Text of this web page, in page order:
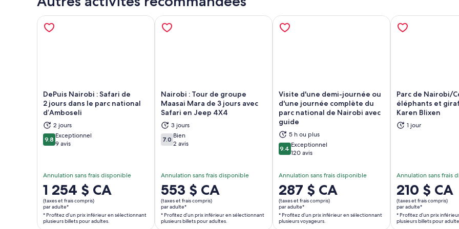
DePuis Nairobi : Safari de
2 jours dans le parc national
d’Amboseli
2 jours
9.89.8 sur 10
Exceptionnel
9 avis
Annulation sans frais disponible
Le
prix
est
de 1 254 $ CA.
1 254 $ CA
(taxes et frais compris)
par adulte*
* Profitez d’un prix inférieur en sélectionnant
plusieurs billets pour adultes.
S’ouvre dans un nouvel onglet
Nairobi : Tour de groupe
Maasai Mara de 3 jours avec
Safari en Jeep 4X4
3 jours
7.07.0 sur 10
Bien
2 avis
Annulation sans frais disponible
Le
prix
est
de 553 $ CA.
553 $ CA
(taxes et frais compris)
par adulte*
* Profitez d’un prix inférieur en sélectionnant
plusieurs billets pour adultes.
S’ouvre dans un nouvel onglet
Visite d'une demi-journée ou
d'une journée complète du
parc national de Nairobi avec
guide
5 h ou plus
9.49.4 sur 10
Exceptionnel
120 avis
Annulation sans frais disponible
Le
prix
est
de 287 $ CA.
287 $ CA
(taxes et frais compris)
par adulte*
* Profitez d’un prix inférieur en sélectionnant
plusieurs voyageurs.
S’ouvre dans un nouvel onglet
Parc de Nairobi/
éléphants et
Karen Blixen
1 jour
Annulation sans frais
Le
prix
est
de 210 $ CA.
210 $ CA
(taxes et frais compris)
par adulte*
* Profitez d’un prix
plusieurs billets pour